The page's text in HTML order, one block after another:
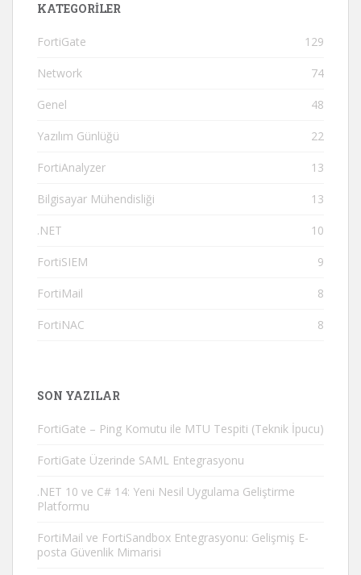
KATEGORILER
FortiGate 129
Network 74
Genel 48
Yazılım Günlüğü 22
FortiAnalyzer 13
Bilgisayar Mühendisliği 13
.NET 10
FortiSIEM 9
FortiMail 8
FortiNAC 8
SON YAZILAR
FortiGate – Ping Komutu ile MTU Tespiti (Teknik İpucu)
FortiGate Üzerinde SAML Entegrasyonu
.NET 10 ve C# 14: Yeni Nesil Uygulama Geliştirme
Platformu
FortiMail ve FortiSandbox Entegrasyonu: Gelişmiş E-
posta Güvenlik Mimarisi